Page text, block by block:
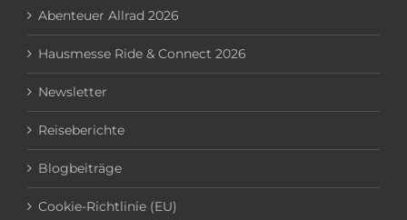
Abenteuer Allrad 2026
Hausmesse Ride & Connect 2026
Newsletter
Reiseberichte
Blogbeiträge
Cookie-Richtlinie (EU)